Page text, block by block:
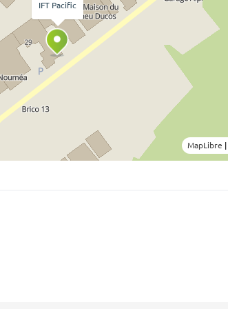
MapLibre |
IFT Pacific